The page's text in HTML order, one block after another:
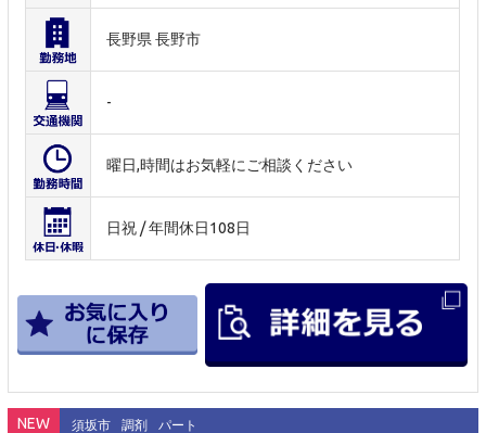
長野県 長野市
-
曜日,時間はお気軽にご相談ください
日祝 / 年間休日108日
NEW 須坂市 調剤 パート